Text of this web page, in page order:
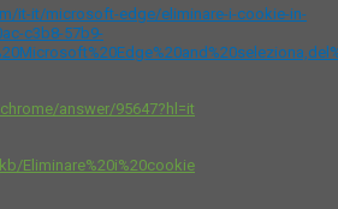
it-it/microsoft-edge/eliminare-i-cookie-in-
c3b8-57b9-
answer/95647?hl=it
Eliminare%20i%20cookie